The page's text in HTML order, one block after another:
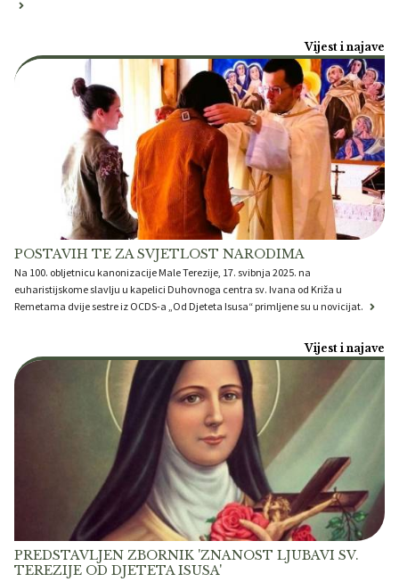
Vijest i najave
POSTAVIH TE ZA SVJETLOST NARODIMA
Na 100. obljetnicu kanonizacije Male Terezije, 17. svibnja 2025. na
euharistijskome slavlju u kapelici Duhovnoga centra sv. Ivana od Križa u
Remetama dvije sestre iz OCDS-a „Od Djeteta Isusa“ primljene su u novicijat.
Vijest i najave
PREDSTAVLJEN ZBORNIK 'ZNANOST LJUBAVI SV.
TEREZIJE OD DJETETA ISUSA'